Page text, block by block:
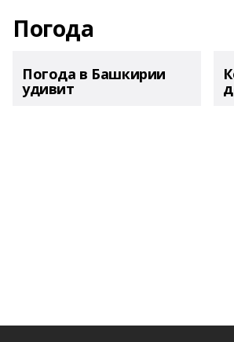
Погода
Погода в Башкирии
удивит